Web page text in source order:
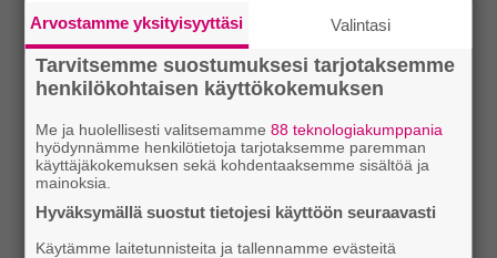
Arvostamme yksityisyyttäsi Valintasi
Tarvitsemme suostumuksesi tarjotaksemme
henkilökohtaisen käyttökokemuksen
Me ja huolellisesti valitsemamme88 teknologiakumppania
hyödynnämme henkilötietoja tarjotaksemme paremman
käyttäjäkokemuksen sekä kohdentaaksemme sisältöä ja
mainoksia.
Hyväksymällä suostut tietojesi käyttöön seuraavasti
Käytämme laitetunnisteita ja tallennamme evästeitä